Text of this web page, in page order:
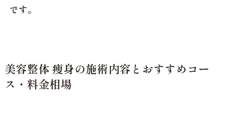
です。
美容整体 痩身の施術内容とおすすめコー
ス・料金相場